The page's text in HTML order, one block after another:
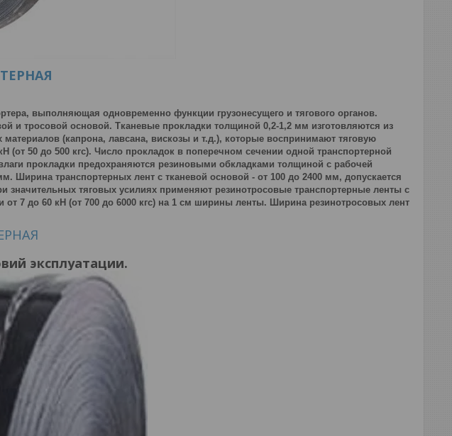
выполняющая одновременно функции грузонесущего и тягового органов.
и тросовой основой. Тканевые прокладки толщиной 0,2-1,2 мм изготовляются из
(капрона, лавсана, вискозы и т.д.), которые воспринимают тяговую
(от 50 до 500 кгс). Число прокладок в поперечном сечении одной транспортерной
прокладки предохраняются резиновыми обкладками толщиной с рабочей
Ширина транспортерных лент с тканевой основой - от 100 до 2400 мм, допускается
значительных тяговых усилиях применяют резинотросовые транспортерные ленты с
7 до 60 кН (от 700 до 6000 кгс) на 1 см ширины ленты. Ширина резинотросовых лент
эксплуатации.